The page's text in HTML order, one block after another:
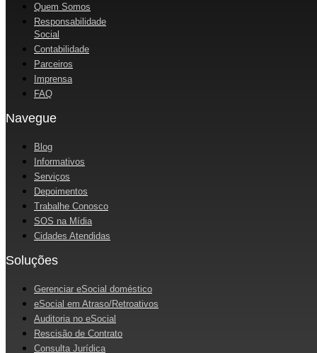
Quem Somos
Responsabilidade
Social
Contabilidade
Parceiros
Imprensa
FAQ
Navegue
Blog
Informativos
Serviços
Depoimentos
Trabalhe Conosco
SOS na Mídia
Cidades Atendidas
Soluções
Gerenciar eSocial doméstico
eSocial em Atraso/Retroativos
Auditoria no eSocial
Rescisão de Contrato
Consulta Jurídica